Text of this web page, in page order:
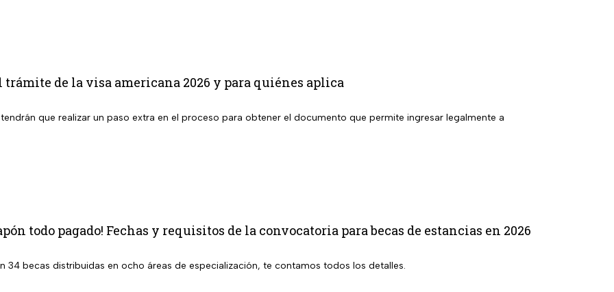
trámite de la visa americana 2026 y para quiénes aplica
que realizar un paso extra en el proceso para obtener el documento que permite ingresar legalmente a
todo pagado! Fechas y requisitos de la convocatoria para becas de estancias en 2026
34 becas distribuidas en ocho áreas de especialización, te contamos todos los detalles.